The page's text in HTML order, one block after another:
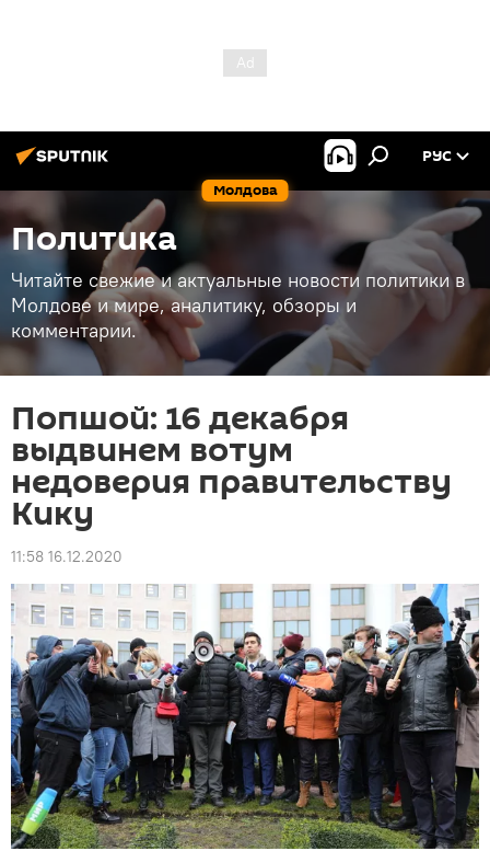
Молдова
РУС
Политика
Читайте свежие и актуальные новости политики в
Молдове и мире, аналитику, обзоры и
комментарии.
Попшой: 16 декабря
выдвинем вотум
недоверия правительству
Кику
11:58 16.12.2020